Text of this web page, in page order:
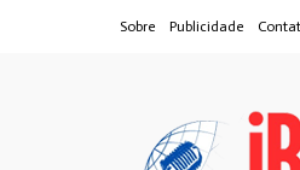
Sobre Publicidade